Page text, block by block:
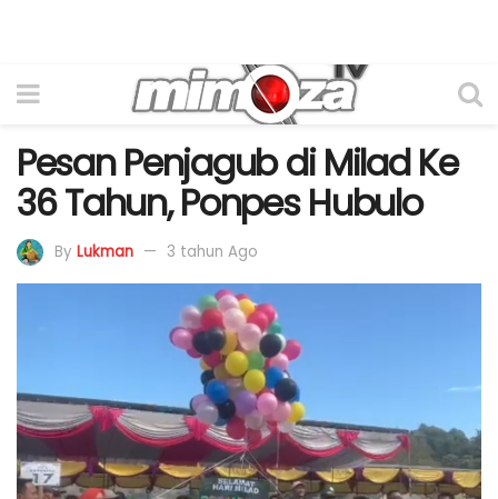
Pesan Penjagub di Milad Ke
36 Tahun, Ponpes Hubulo
By Lukman 3 tahun Ago